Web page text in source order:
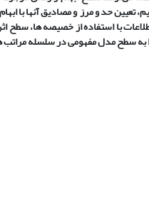
تعیین حد و مرز و مصادیق آنها با
با استفاده از خصیصه ها، سطح
را به سطح مدل مفهومی در سلسله